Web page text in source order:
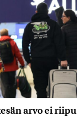
arvo ei riipu